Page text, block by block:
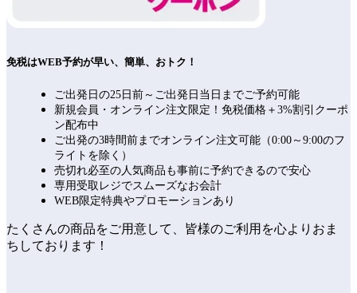
免税はWEB予約が早い、簡単、おトク！
ご出発日の25日前～ご出発日当日までご予約可能
新規会員・オンライン注文限定！免税価格＋3%割引クーポ
ン配布中
ご出発の3時間前までオンライン注文可能（0:00～9:00のフ
ライトを除く）
売切れ必至の人気商品も事前に予約できるので安心
専用受取レジでスムーズなお会計
WEB限定特典やプロモーションあり
たくさんの商品をご用意して、皆様のご利用を心よりおま
ちしております！